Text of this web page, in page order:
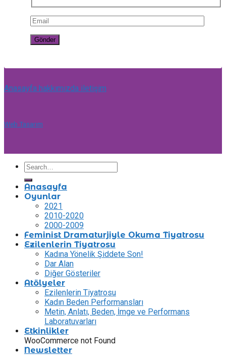
Anasayfa hakkımızda iletişim
Web Tasarım
Anasayfa
Oyunlar
2021
2010-2020
2000-2009
Feminist Dramaturjiyle Okuma Tiyatrosu
Ezilenlerin Tiyatrosu
Kadına Yönelik Şiddete Son!
Dar Alan
Diğer Gösteriler
Atölyeler
Ezilenlerin Tiyatrosu
Kadın Beden Performansları
Metin, Anlatı, Beden, İmge ve Performans
Laboratuvarları
Etkinlikler
WooCommerce not Found
Newsletter